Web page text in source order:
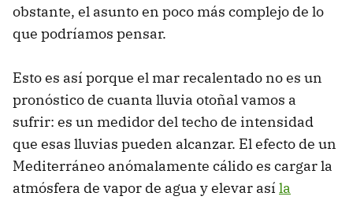
obstante, el asunto en poco más complejo de lo
que podríamos pensar.
Esto es así porque el mar recalentado no es un
pronóstico de cuanta lluvia otoñal vamos a
sufrir: es un medidor del techo de intensidad
que esas lluvias pueden alcanzar. El efecto de un
Mediterráneo anómalamente cálido es cargar la
atmósfera de vapor de agua y elevar así la